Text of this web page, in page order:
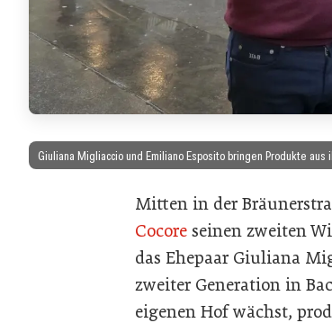
Giuliana Migliaccio und Emiliano Esposito bringen Produkte
Mitten in der
Cocore seinen zweiten
das Ehepaar Giuliana
zweiter Generation in
eigenen Hof wächst,